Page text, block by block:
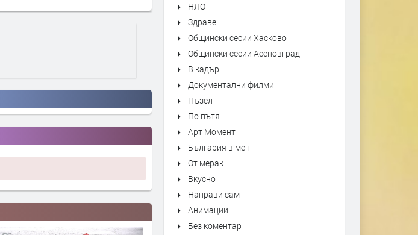
НЛО
Здраве
Общински сесии Хасково
Общински сесии Асеновград
В кадър
Документални филми
Пъзел
По пътя
Арт Момент
България в мен
От мерак
Вкусно
Направи сам
Анимации
Без коментар